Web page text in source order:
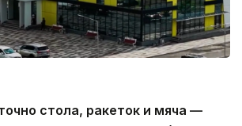
стола, ракеток и мяча —